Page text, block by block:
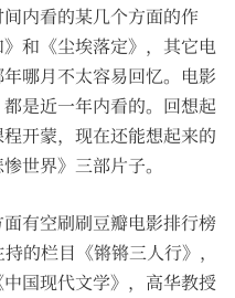
内看的某几个方面的作
和《尘埃落定》，其它电
哪月不太容易回忆。电影
是近一年内看的。回想起
开蒙，现在还能想起来的
世界》三部片子。
有空刷刷豆瓣电影排行榜
的栏目《锵锵三人行》，
国现代文学》，高华教授